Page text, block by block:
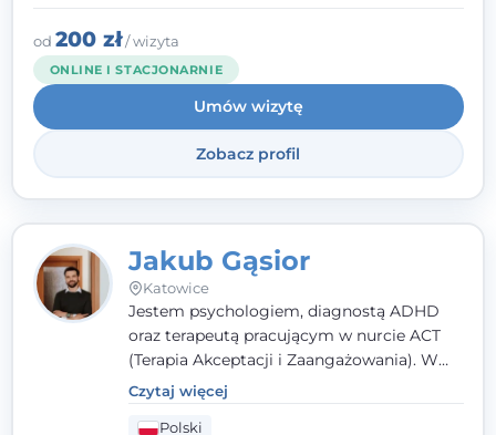
Terapii Zachowania (RTZ). Dużą wagę
przykładam do relacji opartej na empatii,
poczuciu bezpieczeństwa i wzajemnym
zrozumieniu.
od 200 zł/ wizyta
ONLINE I STACJONARNIE
Umów wizytę
Zobacz profil
Jakub Gąsior
Katowice
Jestem psychologiem, diagnostą ADHD
oraz terapeutą pracującym w nurcie ACT
(Terapia Akceptacji i Zaangażowania). W
kontakcie z pacjentem najważniejsze są dla
mnie serdeczność, zrozumienie i atmosfera
Czytaj więcej
Polski